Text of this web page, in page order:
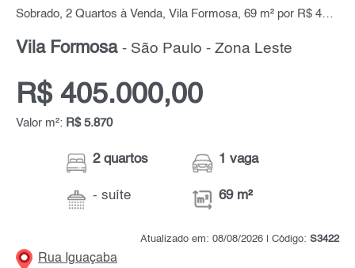
Sobrado, 2 Quartos à Venda, Vila Formosa, 69 m² por R$ 405.000,00
Vila Formosa - São Paulo - Zona Leste
R$ 405.000,00
Valor m²: R$ 5.870
2 quartos
- suíte
1 vaga
69 m²
Atualizado em: 08/08/2026 | Código: S3422
Rua Iguaçaba